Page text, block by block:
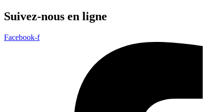
Suivez-nous en ligne
Facebook-f